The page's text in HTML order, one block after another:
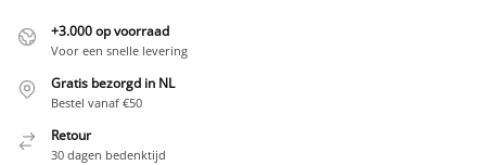
+3.000 op voorraad
Voor een snelle levering
Gratis bezorgd in NL
Bestel vanaf €50
Retour
30 dagen bedenktijd